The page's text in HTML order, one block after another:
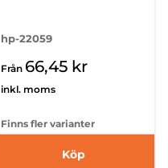
hp-22059
Från 66,45 kr
inkl. moms
Finns fler varianter
Köp